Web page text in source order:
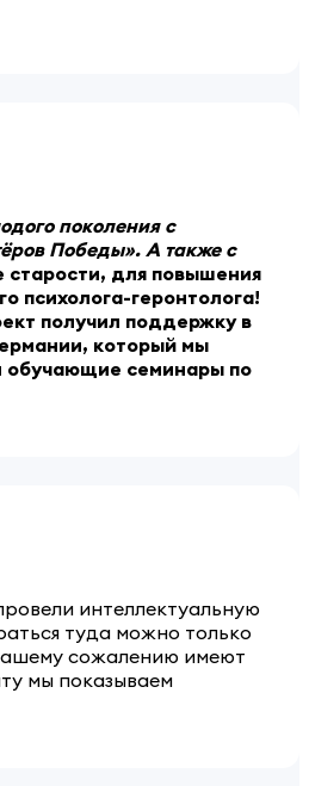
поколения с
Победы». А также с
старости, для повышения
психолога-геронтолога!
получил поддержку в
который мы
обучающие семинары по
интеллектуальную
туда можно только
сожалению имеют
мы показываем